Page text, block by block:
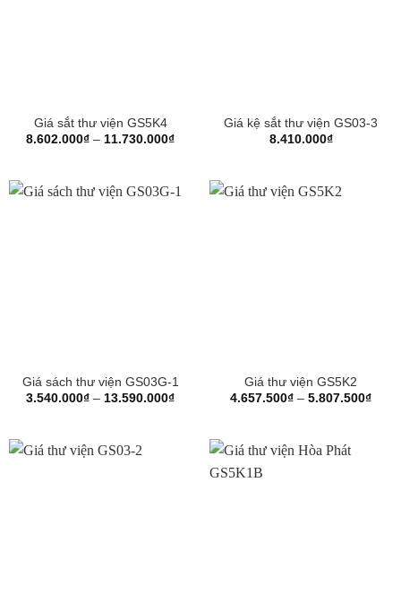
Giá sắt thư viện GS5K4
8.602.000₫ – 11.730.000₫Khoảng
đến
11.730.000₫
Giá kệ sắt thư viện GS03-3
8.410.000₫
Giá sách thư viện GS03G-1
3.540.000₫ – 13.590.000₫Khoảng
13.590.000₫
Giá thư viện GS5K2
4.657.500₫ – 5.807.500₫